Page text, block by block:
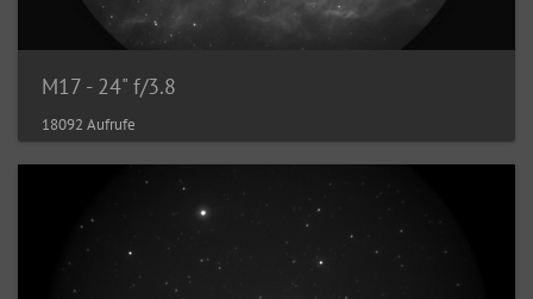
M17 - 24" f/3.8
18092 Aufrufe